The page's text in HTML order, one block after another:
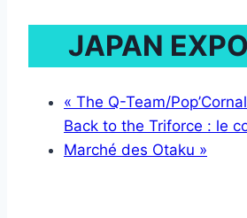
JAPAN
« The Q-Team/
Back to the Triforce : le
Marché des Otaku »